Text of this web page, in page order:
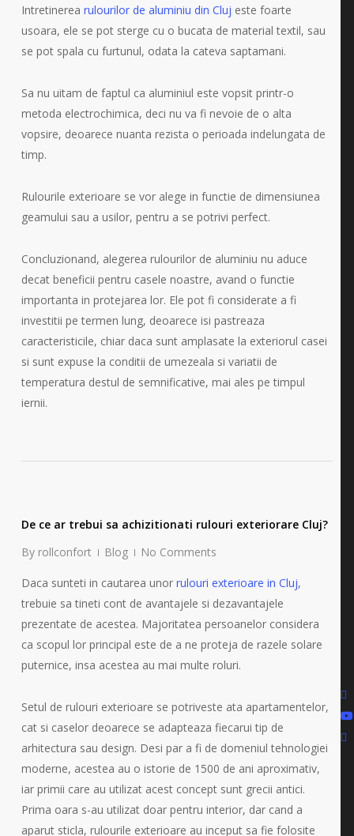
Intretinerea rulourilor de aluminiu din Cluj este foarte
usoara, ele se pot sterge cu o bucata de material textil, sau
se pot spala cu furtunul, odata la cateva saptamani.
Sa nu uitam de faptul ca aluminiul este vopsit printr-o
metoda electrochimica, deci nu va fi nevoie de o alta
vopsire, deoarece nuanta rezista o perioada indelungata de
timp.
Rulourile exterioare se vor alege in functie de dimensiunea
geamului sau a usilor, pentru a se potrivi perfect.
Concluzionand, alegerea rulourilor de aluminiu nu aduce
decat beneficii pentru casele noastre, avand o functie
importanta in protejarea lor. Ele pot fi considerate a fi
investitii pe termen lung, deoarece isi pastreaza
caracteristicile, chiar daca sunt amplasate la exteriorul casei
si sunt expuse la conditii de umezeala si variatii de
temperatura destul de semnificative, mai ales pe timpul
iernii.
De ce ar trebui sa achizitionati rulouri exteriorare Cluj?
By rollconfort Blog No Comments
Daca sunteti in cautarea unor rulouri exterioare in Cluj,
trebuie sa tineti cont de avantajele si dezavantajele
prezentate de acestea. Majoritatea persoanelor considera
ca scopul lor principal este de a ne proteja de razele solare
puternice, insa acestea au mai multe roluri.
Setul de rulouri exterioare se potriveste ata apartamentelor,
cat si caselor deoarece se adapteaza fiecarui tip de
arhitectura sau design. Desi par a fi de domeniul tehnologiei
moderne, acestea au o istorie de 1500 de ani aproximativ,
iar primii care au utilizat acest concept sunt grecii antici.
Prima oara s-au utilizat doar pentru interior, dar cand a
aparut sticla, rulourile exterioare au inceput sa fie folosite